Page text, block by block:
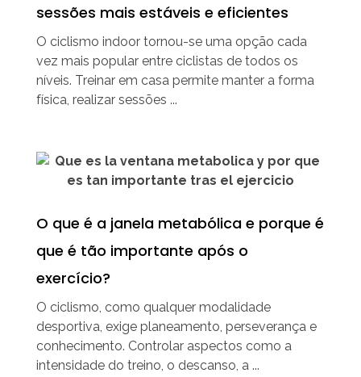
sessões mais estáveis e eficientes
O ciclismo indoor tornou-se uma opção cada
vez mais popular entre ciclistas de todos os
níveis. Treinar em casa permite manter a forma
física, realizar sessões ...
O que é a janela metabólica e porque é
que é tão importante após o
exercício?
O ciclismo, como qualquer modalidade
desportiva, exige planeamento, perseverança e
conhecimento. Controlar aspectos como a
intensidade do treino, o descanso, a ...